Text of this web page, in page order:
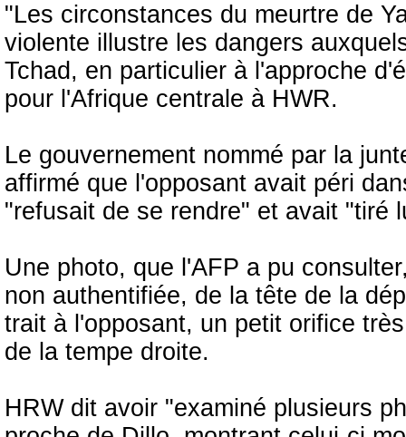
"Les circonstances du meurtre de
violente illustre les dangers
Tchad, en particulier à l'approche
pour l'Afrique centrale à HWR.
Le gouvernement nommé par la
affirmé que l'opposant avait péri
"refusait de se rendre" et avait "tiré
Une photo, que l'AFP a pu
non authentifiée, de la tête de la
trait à l'opposant, un petit orifice
de la tempe droite.
HRW dit avoir "examiné plusieurs